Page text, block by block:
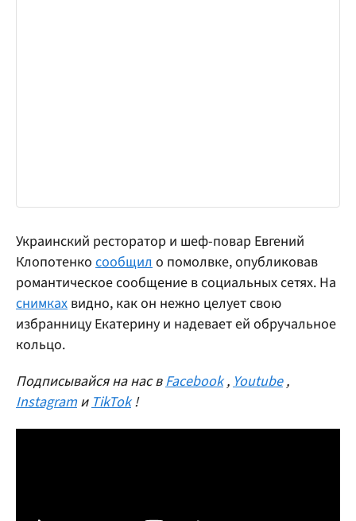
Украинский ресторатор и шеф-повар Евгений
Клопотенко сообщило помолвке, опубликовав
романтическое сообщение в социальных сетях. На
снимках видно, как он нежно целует свою
избранницу Екатерину и надевает ей обручальное
кольцо.
Подписывайся на нас вFacebook ,Youtube ,
Instagram иTikTok !